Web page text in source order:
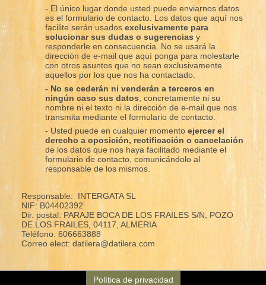
- El único lugar donde usted puede enviarnos datos
es el formulario de contacto. Los datos que aquí nos
facilite serán usados exclusivamente para
solucionar sus dudas o sugerenciasy
responderle en consecuencia. No se usará la
dirección de e-mail que aquí ponga para molestarle
con otros asuntos que no sean exclusivamente
aquellos por los que nos ha contactado.
- No se cederán ni venderán a terceros en
ningún caso sus datos , concretamente ni su
nombre ni el texto ni la dirección de e-mail que nos
transmita mediante el formulario de contacto.
- Usted puede en cualquier momento ejercer el
derecho a oposición, rectificación o cancelación
de los datos que nos haya facilitado mediante el
formulario de contacto, comunicándolo al
responsable de los mismos.
Responsable: INTERGATA SL
NIF: B04402392
Dir. postal: PARAJE BOCA DE LOS FRAILES S/N, POZO
DE LOS FRAILES, 04117, ALMERIA
Teléfono: 606663888
Correo elect: datilera@datilera.com
Política de privacidad